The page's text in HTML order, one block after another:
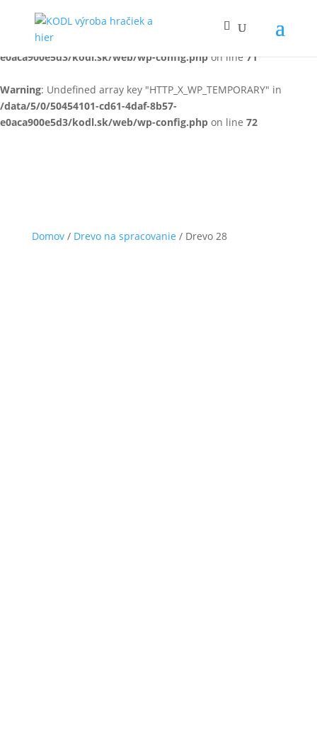
Warning: Undefined array key "HTTP_X_WP_TEMPORARY" in
/data/5/0/50454101-cd61-4daf-8b57-
e0aca900e5d3/kodl.sk/web/wp-config.phpon line71
Warning: Undefined array key "HTTP_X_WP_TEMPORARY" in
/data/5/0/50454101-cd61-4daf-8b57-
e0aca900e5d3/kodl.sk/web/wp-config.php on line 72
Domov/ Drevo na spracovanie / Drevo 28